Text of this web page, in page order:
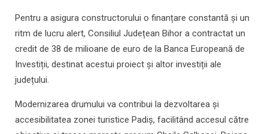
Pentru a asigura constructorului o finanțare constantă și un
ritm de lucru alert, Consiliul Județean Bihor a contractat un
credit de 38 de milioane de euro de la Banca Europeană de
Investiții, destinat acestui proiect și altor investiții ale
județului.
Modernizarea drumului va contribui la dezvoltarea și
accesibilitatea zonei turistice Padiș, facilitând accesul către